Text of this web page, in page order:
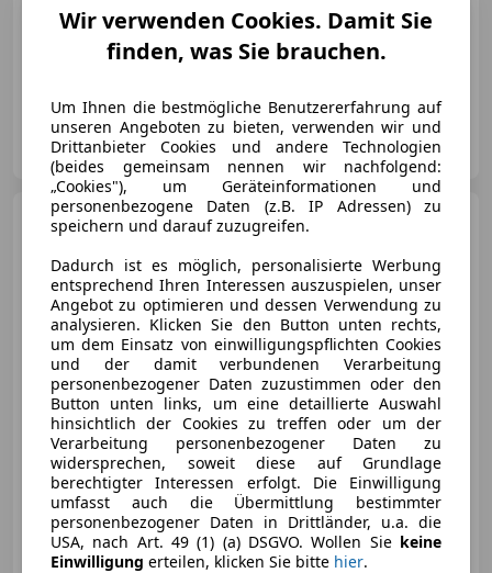
62 000 km
Elektro/Diesel
DS Motors Graz
AT-8041 Graz
Volvo V90 Cross
Country
Pro D4 AWD Geartronic Cross
Country Pro
€ 26 999
05/2017 158 000 km Diesel 140 kW (190 PS)
Privat
AT-1100 Wien 10., Favoriten
Wir verwenden Cookies. Damit Sie
finden, was Sie brauchen.
Um Ihnen die bestmögliche Benutzererfahrung auf
unseren Angeboten zu bieten, verwenden wir und
Drittanbieter Cookies und andere Technologien
(beides gemeinsam nennen wir nachfolgend:
„Cookies"), um Geräteinformationen und
personenbezogene Daten (z.B. IP Adressen) zu
speichern und darauf zuzugreifen.
Dadurch ist es möglich, personalisierte Werbung
entsprechend Ihren Interessen auszuspielen, unser
Angebot zu optimieren und dessen Verwendung zu
analysieren. Klicken Sie den Button unten rechts,
um dem Einsatz von einwilligungspflichten Cookies
und der damit verbundenen Verarbeitung
personenbezogener Daten zuzustimmen oder den
Button unten links, um eine detaillierte Auswahl
hinsichtlich der Cookies zu treffen oder um der
Verarbeitung personenbezogener Daten zu
widersprechen, soweit diese auf Grundlage
berechtigter Interessen erfolgt. Die Einwilligung
umfasst auch die Übermittlung bestimmter
personenbezogener Daten in Drittländer, u.a. die
USA, nach Art. 49 (1) (a) DSGVO. Wollen Sie keine
Einwilligung erteilen, klicken Sie bitte hier.